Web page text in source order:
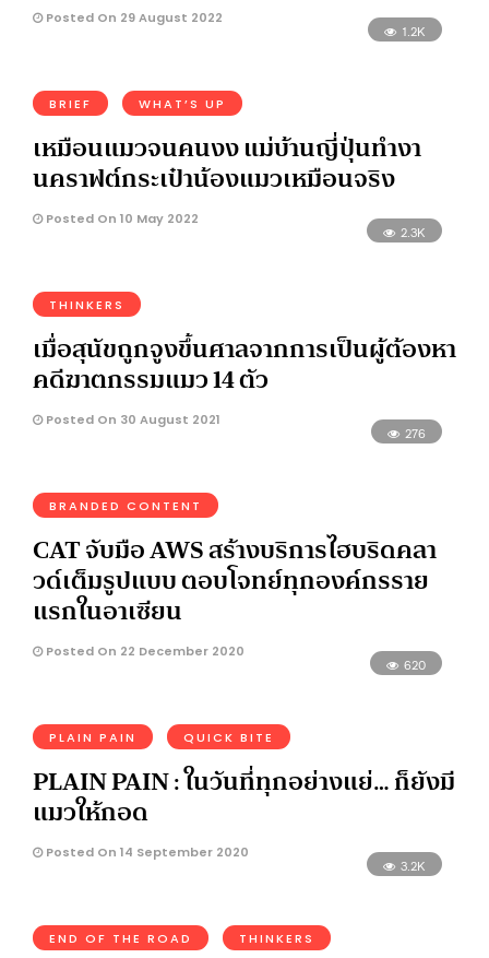
Posted On 29 August 2022
1.2K
BRIEF WHAT’S UP
เหมือนแมวจนคนงง แม่บ้านญี่ปุ่นทำงา
นคราฟต์กระเป๋าน้องแมวเหมือนจริง
Posted On 10 May 2022
2.3K
THINKERS
เมื่อสุนัขถูกจูงขึ้นศาลจากการเป็นผู้ต้องหา
คดีฆาตกรรมแมว 14 ตัว
Posted On 30 August 2021
276
BRANDED CONTENT
CAT จับมือ AWS สร้างบริการไฮบริดคลา
วด์เต็มรูปแบบ ตอบโจทย์ทุกองค์กรราย
แรกในอาเซียน
Posted On 22 December 2020
620
PLAIN PAIN QUICK BITE
PLAIN PAIN : ในวันที่ทุกอย่างแย่… ก็ยังมี
แมวให้กอด
Posted On 14 September 2020
3.2K
END OF THE ROAD THINKERS